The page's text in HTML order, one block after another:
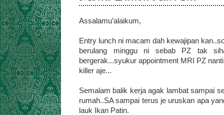
Assalamu’alaikum,
Entry lunch ni macam dah kewajipan
berulang minggu ni sebab PZ tak
bergerak...syukur appointment MRI PZ
killer aje...
Semalam balik kerja agak lambat sampai
rumah..SA sampai terus je uruskan apa
lauk Ikan Patin.